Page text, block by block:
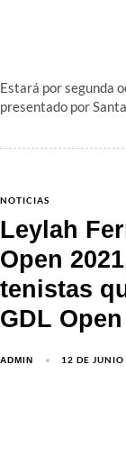
Estará por segunda
presentado por
NOTICIAS
Leylah
Open
tenistas
GDL
ADMIN 12 DE